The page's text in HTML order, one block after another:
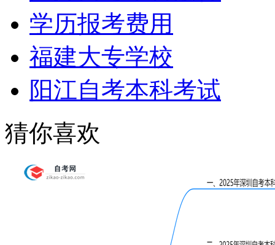
学历报考费用
福建大专学校
阳江自考本科考试
猜你喜欢